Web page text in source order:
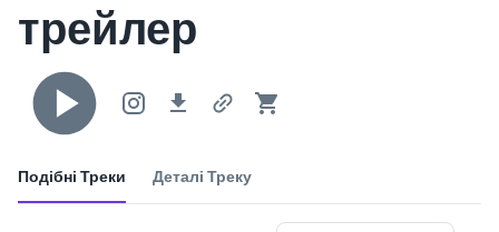
трейлер
Подібні Треки Деталі Треку